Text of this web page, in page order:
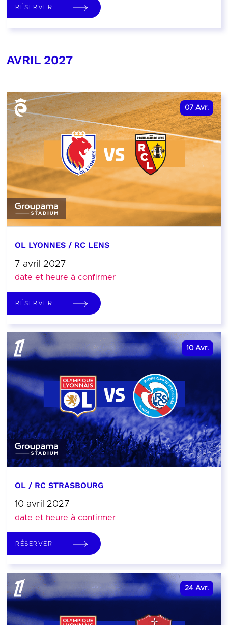
RÉSERVER
AVRIL 2027
07 Avr.
OL LYONNES / RC LENS
7 avril 2027
date et heure à confirmer
RÉSERVER
10 Avr.
OL / RC STRASBOURG
10 avril 2027
date et heure à confirmer
RÉSERVER
24 Avr.